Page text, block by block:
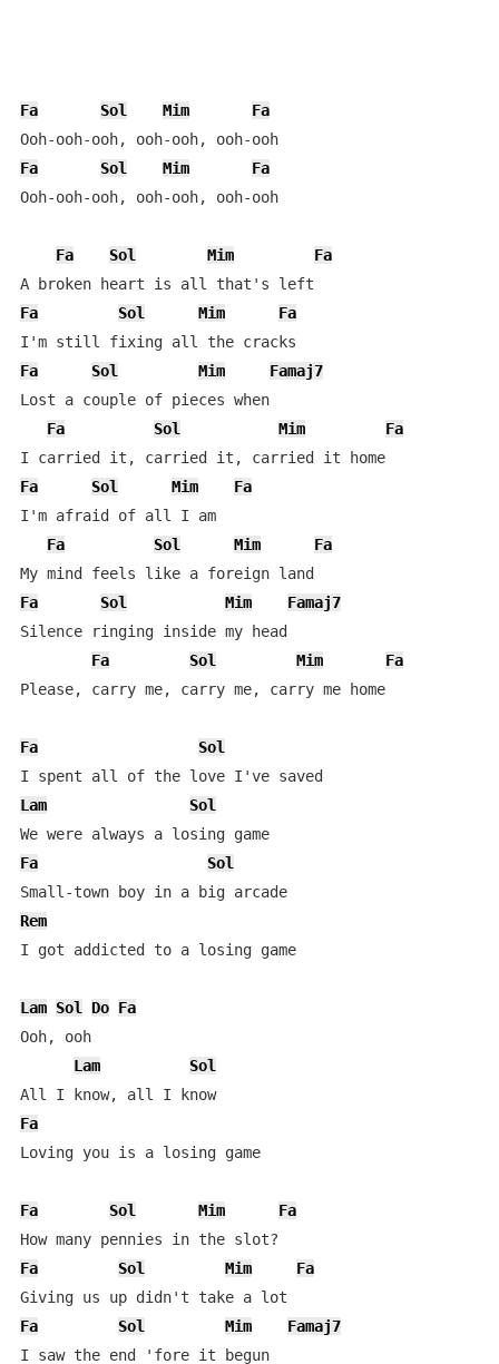
Fa Sol Mim
Fa
Ooh-ooh-ooh, ooh-ooh, ooh-ooh
Fa
Sol Mim
Fa
Ooh-ooh-ooh, ooh-ooh, ooh-ooh
Fa Sol Mim
Fa
Fa
Sol Mim
Fa
Fa
Sol Mim
Famaj7
Lost a couple of pieces when
Fa
Sol Mim
Fa
I carried it, carried it, carried it home
Fa
Sol Mim
Fa
I'm afraid of all I am
Fa
Sol Mim
Fa
Fa
Sol Mim
Famaj7
Silence ringing inside my head
Fa
Sol Mim
Fa
Please, carry me, carry me, carry me home
Fa
Sol
Lam
Sol
We were always a losing game
Fa
Sol
Small-town boy in a big arcade
Rem
I got addicted to a losing game
Lam Sol Do Fa
Ooh, ooh
Lam
Sol
All I know, all I know
Fa
Loving you is a losing game
Fa Sol Mim
Fa
Fa
Sol Mim
Fa
Fa
Sol Mim
Famaj7
I saw the end 'fore it begun